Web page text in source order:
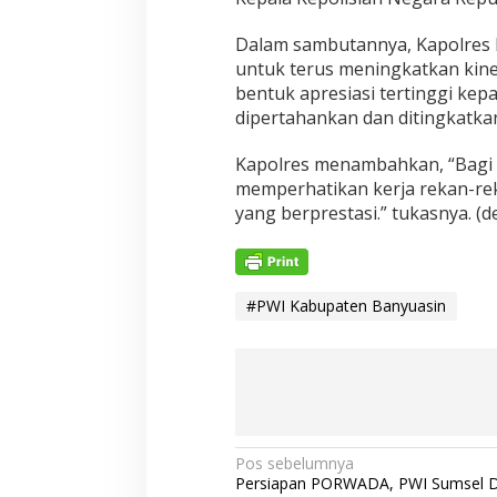
Dalam sambutannya,
untuk terus meningkatkan
bentuk apresiasi tertinggi
dipertahankan dan
Kapolres menambahkan,
memperhatikan kerja rekan-
yang berprestasi.” tukasnya.
#PWI Kabupaten Banyuasin
N
Pos sebelumnya
Persiapan PORWADA, PWI Sumsel